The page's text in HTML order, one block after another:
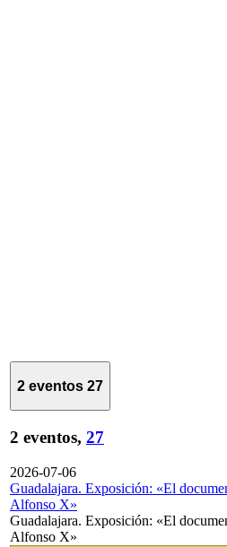
2 eventos 27
2 eventos, 27
2026-07-06
Guadalajara. Exposición: «El
Alfonso X»
Guadalajara. Exposición: «El
Alfonso X»